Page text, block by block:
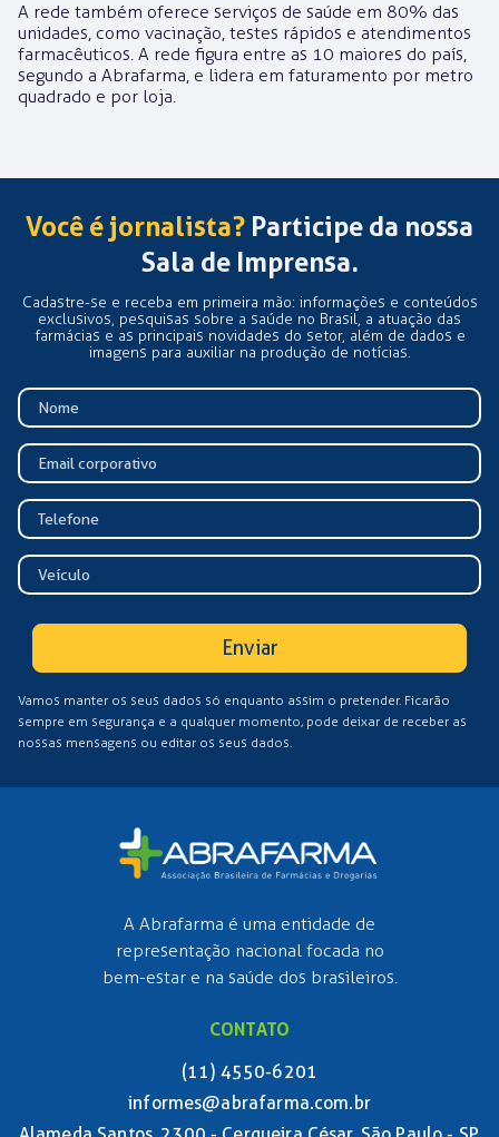
A rede também oferece serviços de saúde em 80% das
unidades, como vacinação, testes rápidos e atendimentos
farmacêuticos. A rede figura entre as 10 maiores do país,
segundo a Abrafarma, e lidera em faturamento por metro
quadrado e por loja.
Você é jornalista? Participe da nossa
Sala de Imprensa.
Cadastre-se e receba em primeira mão: informações e conteúdos
exclusivos, pesquisas sobre a saúde no Brasil, a atuação das
farmácias e as principais novidades do setor, além de dados e
imagens para auxiliar na produção de notícias.
Enviar
Vamos manter os seus dados só enquanto assim o pretender. Ficarão
sempre em segurança e a qualquer momento, pode deixar de receber as
nossas mensagens ou editar os seus dados.
A Abrafarma é uma entidade de
representação nacional focada no
bem-estar e na saúde dos brasileiros.
CONTATO
(11) 4550-6201
informes@abrafarma.com.br